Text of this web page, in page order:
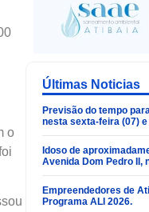
o
Últimas Noticias
Previsão do tempo
nesta sexta-feira (07)
Idoso de
Avenida Dom Pedro II,
Empreendedores de
Programa ALI 2026.